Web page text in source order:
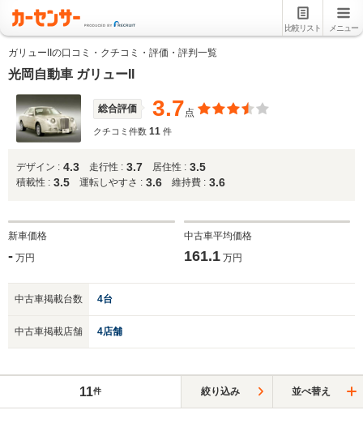
比較リスト メニュー
ガリューIIの口コミ・クチコミ・評価・評判一覧
光岡自動車 ガリューII
総合評価 3.7点
クチコミ件数 11 件
デザイン : 4.3 走行性 : 3.7 居住性 : 3.5
積載性 : 3.5 運転しやすさ : 3.6 維持費 : 3.6
新車価格
- 万円
中古車平均価格
161.1万円
中古車掲載台数 4台
中古車掲載店舗 4店舗
11件 絞り込み 並べ替え